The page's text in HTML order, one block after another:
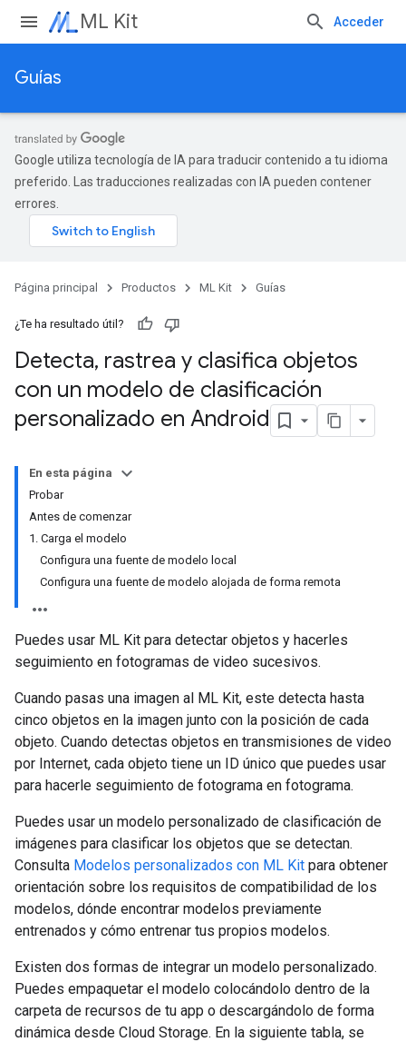
ML Kit Acceder
Guías
Google utiliza tecnología de IA para traducir contenido a tu idioma
preferido. Las traducciones realizadas con IA pueden contener
errores.
Página principal Productos ML Kit Guías
¿Te ha resultado útil?
Detecta, rastrea y clasifica objetos
con un modelo de clasificación
personalizado en Android
En esta página
Probar
Antes de comenzar
1. Carga el modelo
Configura una fuente de modelo local
Configura una fuente de modelo alojada de forma remota
Puedes usar ML Kit para detectar objetos y hacerles
seguimiento en fotogramas de video sucesivos.
Cuando pasas una imagen al ML Kit, este detecta hasta
cinco objetos en la imagen junto con la posición de cada
objeto. Cuando detectas objetos en transmisiones de video
por Internet, cada objeto tiene un ID único que puedes usar
para hacerle seguimiento de fotograma en fotograma.
Puedes usar un modelo personalizado de clasificación de
imágenes para clasificar los objetos que se detectan.
Consulta Modelos personalizados con ML Kit para obtener
orientación sobre los requisitos de compatibilidad de los
modelos, dónde encontrar modelos previamente
entrenados y cómo entrenar tus propios modelos.
Existen dos formas de integrar un modelo personalizado.
Puedes empaquetar el modelo colocándolo dentro de la
carpeta de recursos de tu app o descargándolo de forma
dinámica desde Cloud Storage. En la siguiente tabla, se